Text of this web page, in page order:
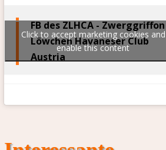
FB des ZLHCA - Zwerggriffon
Löwchen Havaneser Club
Austria
Click to accept marketing cookies and
enable this content